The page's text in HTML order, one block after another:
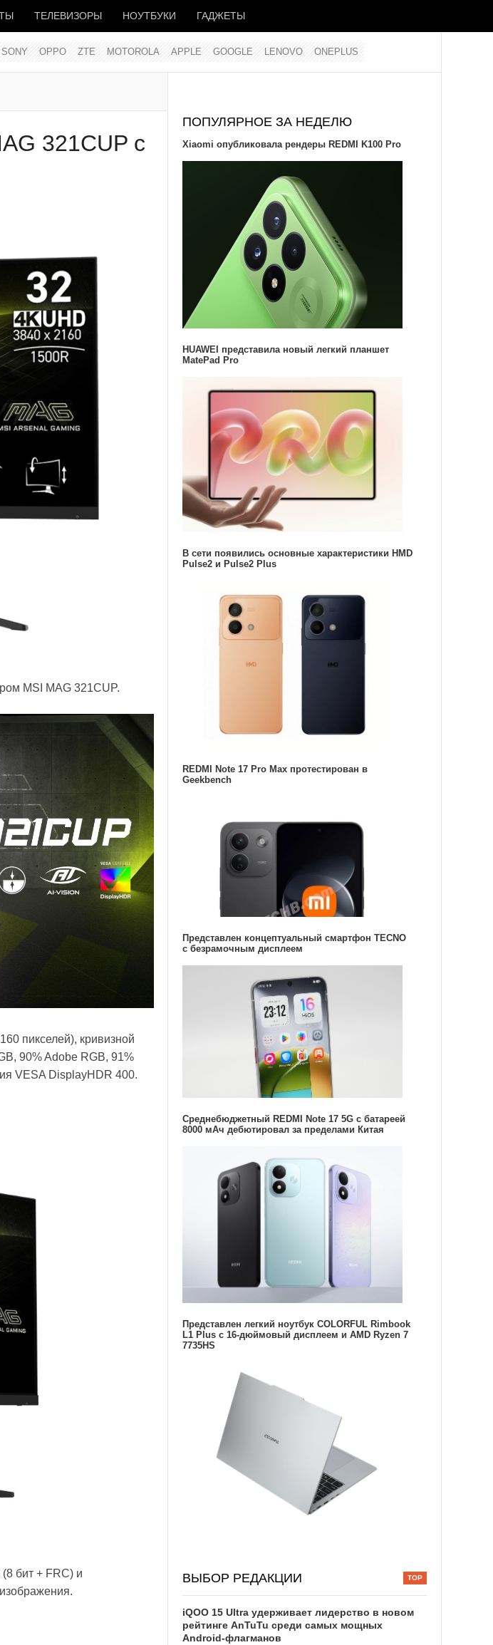
ТЕЛЕВИЗОРЫ НОУТБУКИ ГАДЖЕТЫ
SONY OPPO ZTE MOTOROLA APPLE GOOGLE LENOVO ONEPLUS
321CUP с
MSI MAG 321CUP.
пикселей), кривизной
90% Adobe RGB, 91%
VESA DisplayHDR 400.
бит + FRC) и
ПОПУЛЯРНОЕ ЗА НЕДЕЛЮ
Xiaomi опубликовала рендеры REDMI K100 Pro
HUAWEI представила новый легкий планшет
MatePad Pro
В сети появились основные характеристики HMD
Pulse2 и Pulse2 Plus
REDMI Note 17 Pro Max протестирован в
Geekbench
Представлен концептуальный смартфон TECNO
с безрамочным дисплеем
Среднебюджетный REDMI Note 17 5G с батареей
8000 мАч дебютировал за пределами Китая
Представлен легкий ноутбук COLORFUL Rimbook
L1 Plus с 16-дюймовый дисплеем и AMD Ryzen 7
7735HS
ВЫБОР РЕДАКЦИИ
iQOO 15 Ultra удерживает лидерство в новом
рейтинге AnTuTu среди самых мощных
Android-флагманов